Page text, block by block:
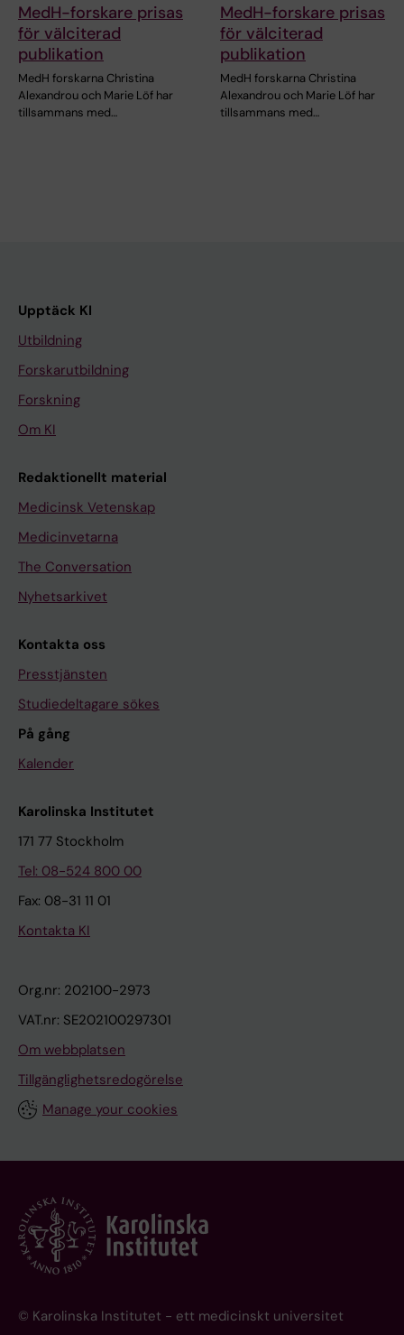
MedH-forskare prisas
för välciterad
publikation
MedH forskarna Christina
Alexandrou och Marie Löf har
tillsammans med…
MedH-forskare prisas
för välciterad
publikation
MedH forskarna Christina
Alexandrou och Marie Löf har
tillsammans med…
Upptäck KI
Utbildning
Forskarutbildning
Forskning
Om KI
Redaktionellt material
Medicinsk Vetenskap
Medicinvetarna
The Conversation
Nyhetsarkivet
Kontakta oss
Presstjänsten
Studiedeltagare sökes
På gång
Kalender
Karolinska Institutet
171 77 Stockholm
Tel: 08-524 800 00
Fax: 08-31 11 01
Kontakta KI
Org.nr: 202100-2973
VAT.nr: SE202100297301
Om webbplatsen
Tillgänglighetsredogörelse
Manage your cookies
© Karolinska Institutet - ett medicinskt universitet